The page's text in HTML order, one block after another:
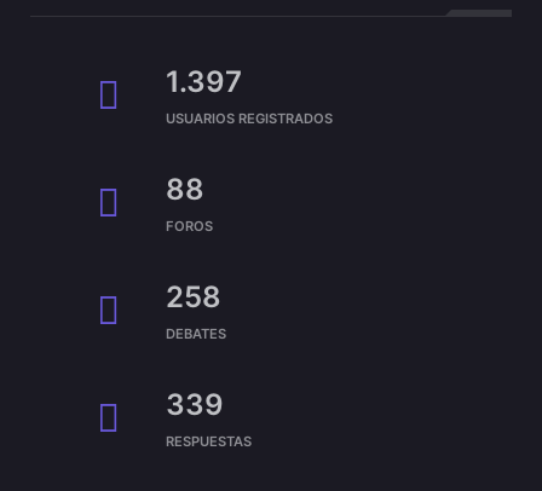
1.397
USUARIOS REGISTRADOS
88
FOROS
258
DEBATES
339
RESPUESTAS